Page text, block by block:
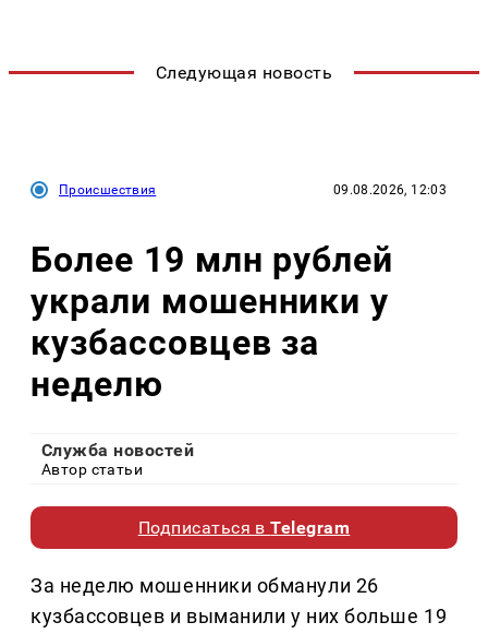
Следующая новость
Происшествия 09.08.2026, 12:03
Более 19 млн рублей
украли мошенники у
кузбассовцев за
неделю
Служба новостей
Автор статьи
Подписаться вTelegram
За неделю мошенники обманули 26
кузбассовцев и выманили у них больше 19